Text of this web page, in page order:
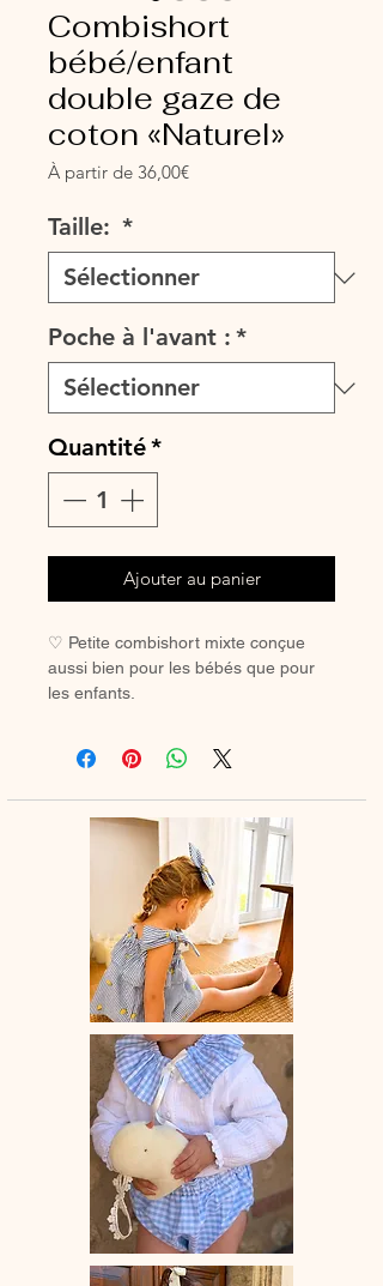
Combishort
bébé/enfant
double gaze de
coton «Naturel»
À partir de 36,00€Prix
Taille: *
Poche à l'avant : *
Quantité*
Ajouter au panier
♡ Petite combishort mixte conçue
aussi bien pour les bébés que pour
les enfants.
de lété avec une poche à l'avant (en
de vacances.
Combinaison est composée de deux
boutons pressions au niveau des
épaules pour un habillage facile.
A assortir au foulard, barrette ou
bandeau et pourquoi la jupe femme
pour un matchy matchy avec maman.
♡ Combishort entièrement réalisée à
la main.
La combishort taille légèrement
grand.
♡ Le délai de fabrication est de 15 à
28 jours ouvrés selon les commandes
en cours.
♡ Lavage à la main ou en machine
30° max, couleurs similaires, cycle